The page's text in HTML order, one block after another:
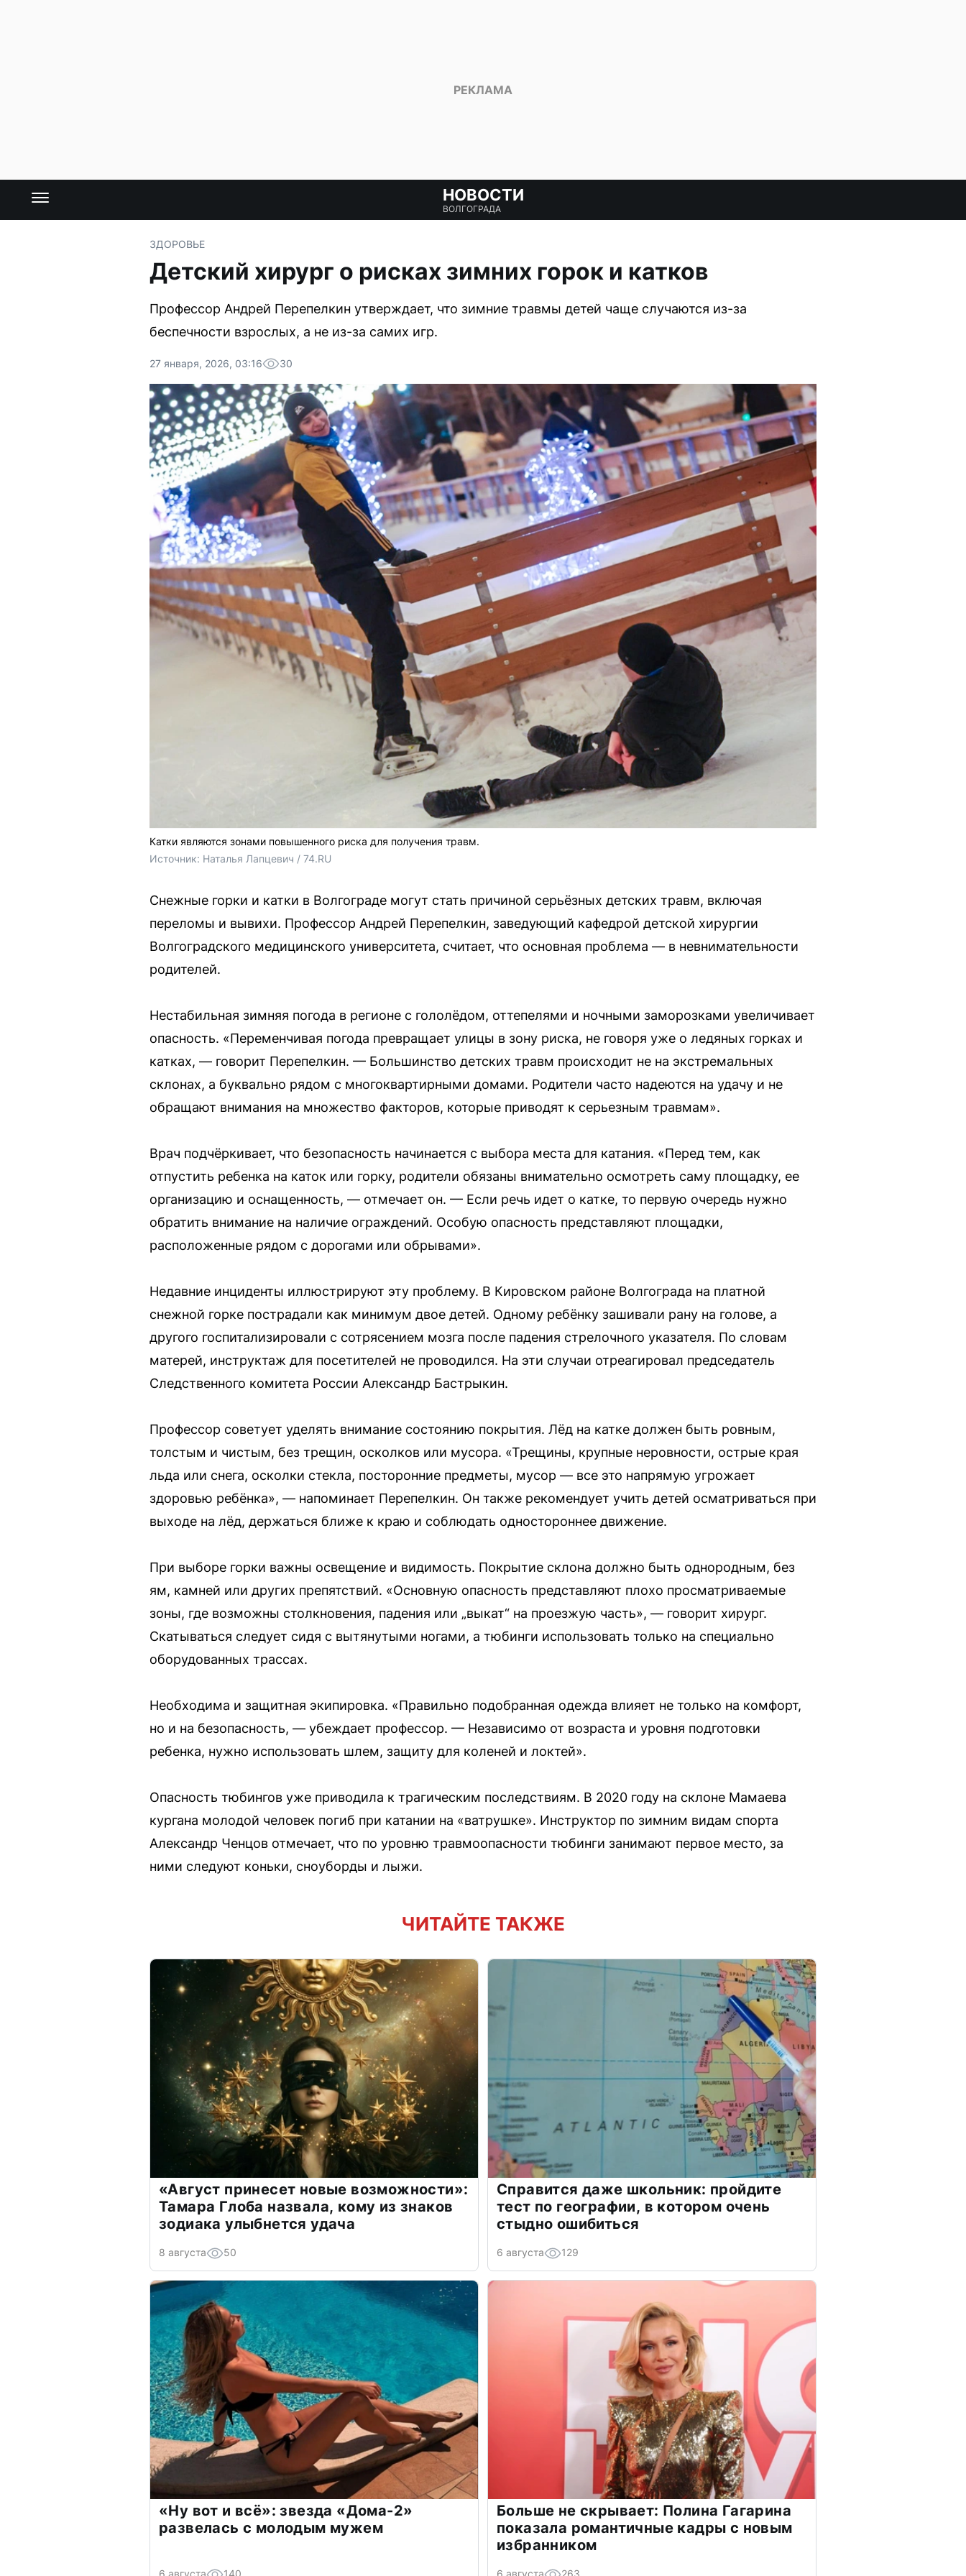
НОВОСТИ
ВОЛГОГРАДА
ЗДОРОВЬЕ
Детский хирург о рисках зимних горок и катков
Профессор Андрей Перепелкин утверждает, что зимние травмы детей чаще случаются из-за
беспечности взрослых, а не из-за самих игр.
27 января, 2026, 03:16 30
Катки являются зонами повышенного риска для получения травм.
Источник: Наталья Лапцевич / 74.RU
Снежные горки и катки в Волгограде могут стать причиной серьёзных детских травм, включая
переломы и вывихи. Профессор Андрей Перепелкин, заведующий кафедрой детской хирургии
Волгоградского медицинского университета, считает, что основная проблема — в невнимательности
родителей.
Нестабильная зимняя погода в регионе с гололёдом, оттепелями и ночными заморозками увеличивает
опасность. «Переменчивая погода превращает улицы в зону риска, не говоря уже о ледяных горках и
катках, — говорит Перепелкин. — Большинство детских травм происходит не на экстремальных
склонах, а буквально рядом с многоквартирными домами. Родители часто надеются на удачу и не
обращают внимания на множество факторов, которые приводят к серьезным травмам».
Врач подчёркивает, что безопасность начинается с выбора места для катания. «Перед тем, как
отпустить ребенка на каток или горку, родители обязаны внимательно осмотреть саму площадку, ее
организацию и оснащенность, — отмечает он. — Если речь идет о катке, то первую очередь нужно
обратить внимание на наличие ограждений. Особую опасность представляют площадки,
расположенные рядом с дорогами или обрывами».
Недавние инциденты иллюстрируют эту проблему. В Кировском районе Волгограда на платной
снежной горке пострадали как минимум двое детей. Одному ребёнку зашивали рану на голове, а
другого госпитализировали с сотрясением мозга после падения стрелочного указателя. По словам
матерей, инструктаж для посетителей не проводился. На эти случаи отреагировал председатель
Следственного комитета России Александр Бастрыкин.
Профессор советует уделять внимание состоянию покрытия. Лёд на катке должен быть ровным,
толстым и чистым, без трещин, осколков или мусора. «Трещины, крупные неровности, острые края
льда или снега, осколки стекла, посторонние предметы, мусор — все это напрямую угрожает
здоровью ребёнка», — напоминает Перепелкин. Он также рекомендует учить детей осматриваться при
выходе на лёд, держаться ближе к краю и соблюдать одностороннее движение.
При выборе горки важны освещение и видимость. Покрытие склона должно быть однородным, без
ям, камней или других препятствий. «Основную опасность представляют плохо просматриваемые
зоны, где возможны столкновения, падения или „выкат“ на проезжую часть», — говорит хирург.
Скатываться следует сидя с вытянутыми ногами, а тюбинги использовать только на специально
оборудованных трассах.
Необходима и защитная экипировка. «Правильно подобранная одежда влияет не только на комфорт,
но и на безопасность, — убеждает профессор. — Независимо от возраста и уровня подготовки
ребенка, нужно использовать шлем, защиту для коленей и локтей».
Опасность тюбингов уже приводила к трагическим последствиям. В 2020 году на склоне Мамаева
кургана молодой человек погиб при катании на «ватрушке». Инструктор по зимним видам спорта
Александр Ченцов отмечает, что по уровню травмоопасности тюбинги занимают первое место, за
ними следуют коньки, сноуборды и лыжи.
ЧИТАЙТЕ ТАКЖЕ
«Август принесет новые возможности»:
Тамара Глоба назвала, кому из знаков
зодиака улыбнется удача
8 августа 50
Справится даже школьник: пройдите
тест по географии, в котором очень
стыдно ошибиться
6 августа 129
«Ну вот и всё»: звезда «Дома-2»
развелась с молодым мужем
Больше не скрывает: Полина Гагарина
показала романтичные кадры с новым
избранником